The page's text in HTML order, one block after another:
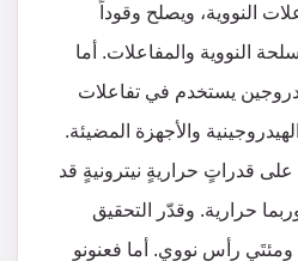
النووية، ويصلح وقوداً
النووية والمفاعلات. أما
يستخدم في تفاعلات
والأجهزة المضيئة.
قدراتٍ حراريةٍ نيترونيةٍ قد
حرارية. وقدّر التحقيق
ومئتَي رأسٍ نووي. أما فعنونو